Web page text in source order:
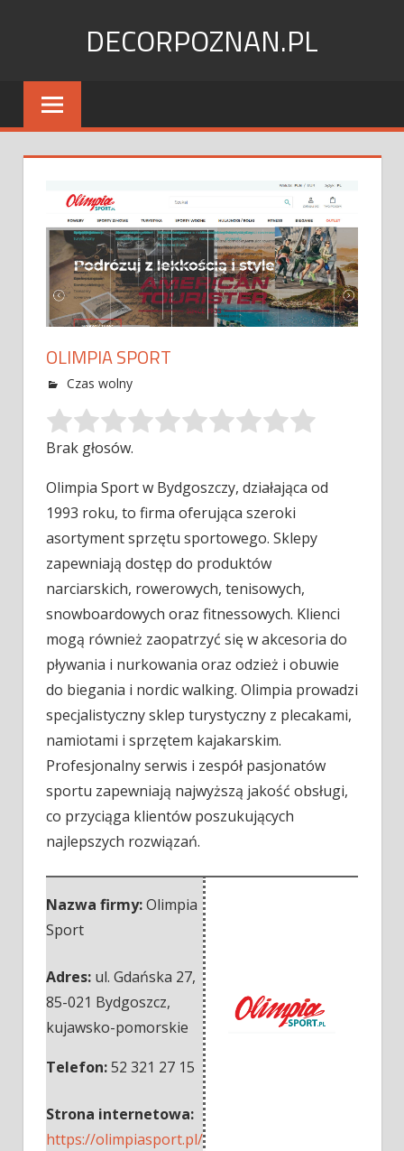
DECORPOZNAN.PL
OLIMPIA SPORT
Czas wolny
Brak głosów.
Olimpia Sport w Bydgoszczy, działająca od
1993 roku, to firma oferująca szeroki
asortyment sprzętu sportowego. Sklepy
zapewniają dostęp do produktów
narciarskich, rowerowych, tenisowych,
snowboardowych oraz fitnessowych. Klienci
mogą również zaopatrzyć się w akcesoria do
pływania i nurkowania oraz odzież i obuwie
do biegania i nordic walking. Olimpia prowadzi
specjalistyczny sklep turystyczny z plecakami,
namiotami i sprzętem kajakarskim.
Profesjonalny serwis i zespół pasjonatów
sportu zapewniają najwyższą jakość obsługi,
co przyciąga klientów poszukujących
najlepszych rozwiązań.
Nazwa firmy:Olimpia
Sport
Adres: ul. Gdańska 27,
85-021 Bydgoszcz,
kujawsko-pomorskie
Telefon:52 321 27 15
Strona internetowa:
https://olimpiasport.pl/